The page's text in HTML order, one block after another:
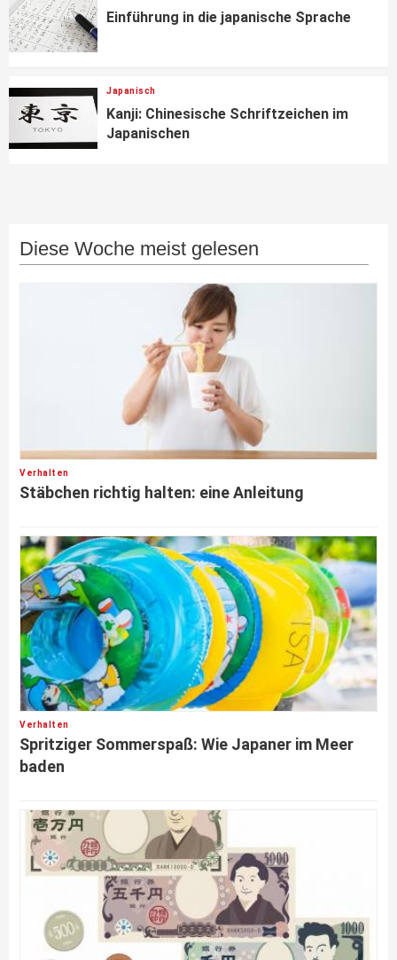
Einführung in die japanische Sprache
Japanisch
Kanji: Chinesische Schriftzeichen im
Japanischen
Diese Woche meist gelesen
Verhalten
Stäbchen richtig halten: eine Anleitung
Verhalten
Spritziger Sommerspaß: Wie Japaner im Meer
baden